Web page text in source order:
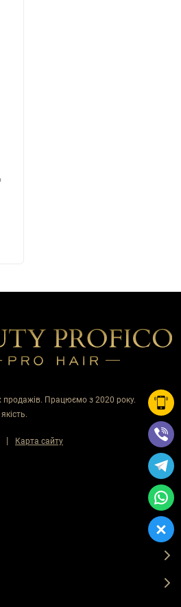
продажів. Працюємо з 2020 року.
| Карта сайту